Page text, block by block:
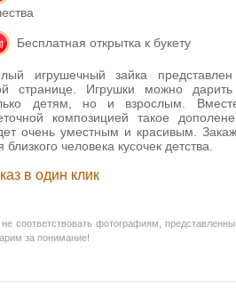
Бесплатная открытка к букету
игрушечный зайка
странице. Игрушки можно
детям, но и взрослым.
композицией такое
очень уместным и красивым.
близкого человека кусочек детства.
в один клик
соответствовать фотографиям,
за понимание!